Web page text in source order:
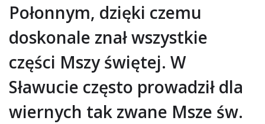
Połonnym, dzięki czemu
doskonale znał wszystkie
części Mszy świętej. W
Sławucie często prowadził dla
wiernych tak zwane Msze św.